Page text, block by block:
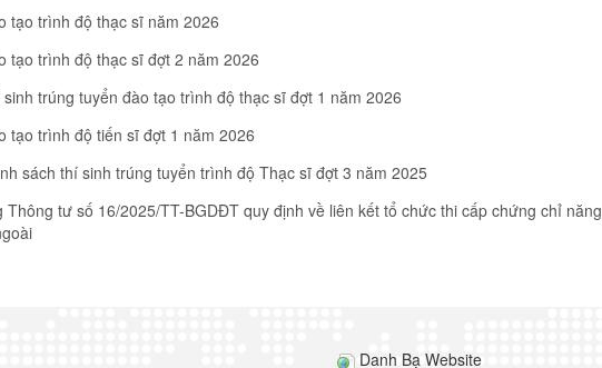
tạo trình độ thạc sĩ năm 2026
tạo trình độ thạc sĩ đợt 2 năm 2026
trúng tuyển đào tạo trình độ thạc sĩ đợt 1 năm 2026
tạo trình độ tiến sĩ đợt 1 năm 2026
sách thí sinh trúng tuyển trình độ Thạc sĩ đợt 3 năm 2025
Thông tư số 16/2025/TT-BGDĐT quy định về liên kết tổ chức thi cấp chứng chỉ năng
Danh Bạ Website